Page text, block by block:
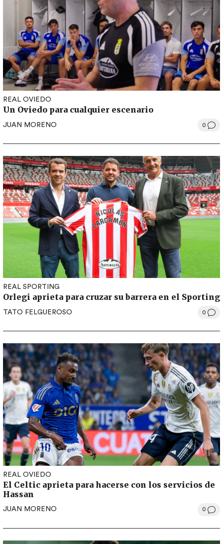
REAL OVIEDO
Un Oviedo para cualquier escenario
JUAN MORENO 0
REAL SPORTING
Orlegi aprieta para cruzar su barrera en el Sporting
TATO FELGUEROSO 0
REAL OVIEDO
El Celtic aprieta para hacerse con los servicios de
Hassan
JUAN MORENO 0